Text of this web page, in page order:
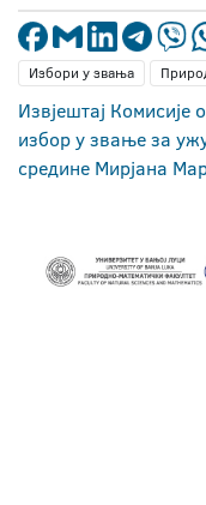
Избори у звања
Извјештај Комисије
избор у звање за
средине Мирјана